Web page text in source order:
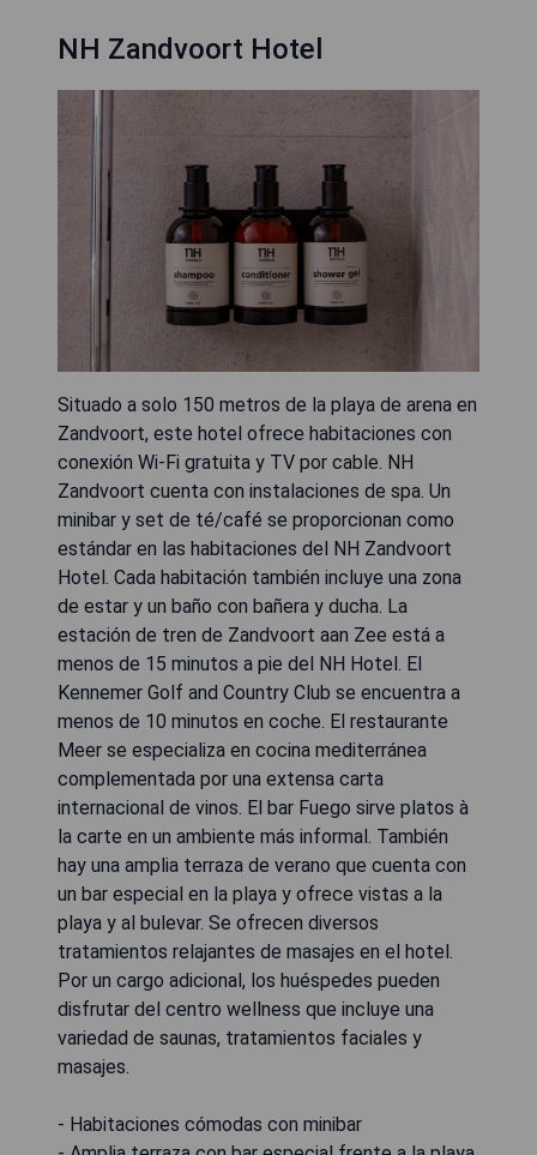
NH Zandvoort Hotel
Situado a solo 150 metros de la playa de arena en
Zandvoort, este hotel ofrece habitaciones con
conexión Wi-Fi gratuita y TV por cable. NH
Zandvoort cuenta con instalaciones de spa. Un
minibar y set de té/café se proporcionan como
estándar en las habitaciones del NH Zandvoort
Hotel. Cada habitación también incluye una zona
de estar y un baño con bañera y ducha. La
estación de tren de Zandvoort aan Zee está a
menos de 15 minutos a pie del NH Hotel. El
Kennemer Golf and Country Club se encuentra a
menos de 10 minutos en coche. El restaurante
Meer se especializa en cocina mediterránea
complementada por una extensa carta
internacional de vinos. El bar Fuego sirve platos à
la carte en un ambiente más informal. También
hay una amplia terraza de verano que cuenta con
un bar especial en la playa y ofrece vistas a la
playa y al bulevar. Se ofrecen diversos
tratamientos relajantes de masajes en el hotel.
Por un cargo adicional, los huéspedes pueden
disfrutar del centro wellness que incluye una
variedad de saunas, tratamientos faciales y
masajes.
- Habitaciones cómodas con minibar